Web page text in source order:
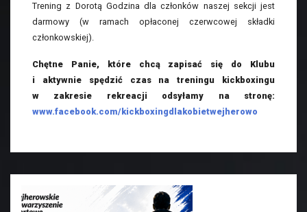
Trening z Dorotą Godzina dla członków naszej sekcji jest
darmowy (w ramach opłaconej czerwcowej składki
członkowskiej).
Chętne Panie, które chcą zapisać się do Klubu
i aktywnie spędzić czas na treningu kickboxingu
w zakresie rekreacji odsyłamy na stronę:
www.facebook.com/kickboxingdlakobietwejherowo